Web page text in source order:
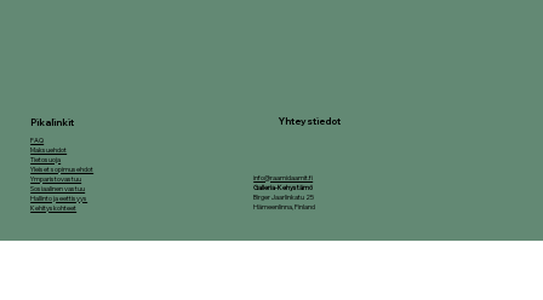
FAQ
Maksuehdot
Tietosuoja
Yleiset sopimusehdot
Ymparistovastuu
Sosiaalinen vastuu
Hallinto ja eettisyys
Kehityskohteet
Pikalinkit Yhteystiedot
info@raamidaamit.fi
Galleria-Kehystämö
Birger Jaarlinkatu 25
Hämeenlinna, Finland